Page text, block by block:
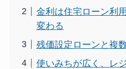
金利は住宅ローン利
変わる
残価設定ローンと複
使いみちが広く、レ